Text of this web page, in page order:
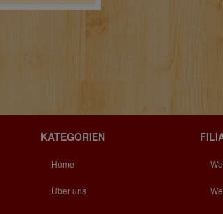
KATEGORIEN
Home
Über uns